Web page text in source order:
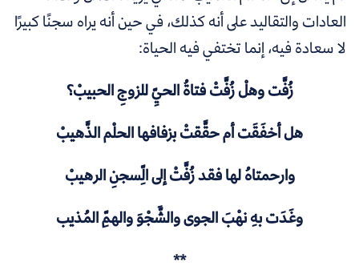
العادات والتقاليد على أنه كذلك، في حين أنه يراه سجنًا كبيرًا
لا سعادة فيه، إنما تختفي فيه الحياة:
زُفَّت وهلْ زُفَّتْ فتاةُ الحيِّ للزوجِ الحبيبْ؟
هل أخفَقَت أم حقَّقتْ بزفافها الحلْم الذَّهيبْ
وارحمتاهُ لها فقد زُفَّتْ إلى الِّسجنِ الرهيبْ
وغَدَت بهِ نهْبَ الجوى والشَّجْوَ والهمِّ المُذيب
**